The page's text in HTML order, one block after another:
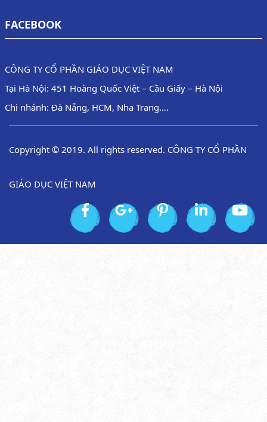
FACEBOOK
CÔNG TY CỔ PHẦN GIÁO DỤC VIỆT NAM
Tại Hà Nội: 451 Hoàng Quốc Việt – Cầu Giấy – Hà Nội
Chi nhánh: Đà Nẵng, HCM, Nha Trang….
Copyright © 2019. All rights reserved. CÔNG TY CỔ PHẦN
GIÁO DỤC VIỆT NAM